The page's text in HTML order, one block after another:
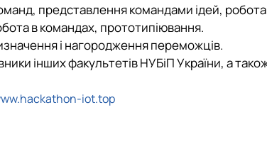
представлення командами ідей, робота
в командах, прототипіювання.
і нагородження переможців.
інших факультетів НУБіП України, а
iot.top